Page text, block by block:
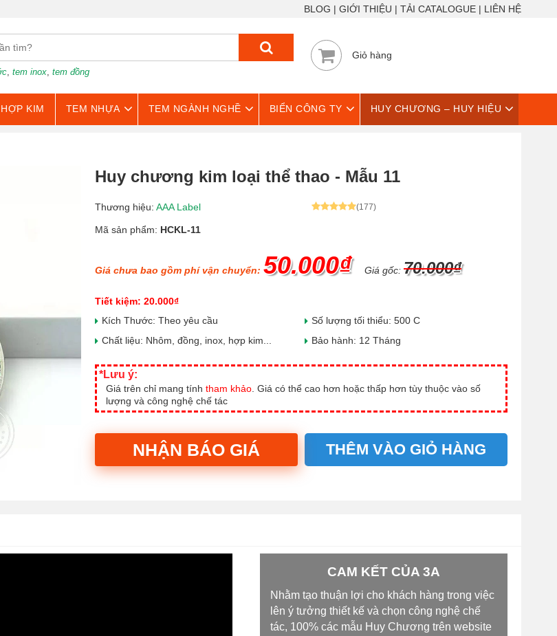
BLOG GIỚI THIỆU TẢI CATALOGUE LIÊN HỆ
, tem inox, tem đồng
Giỏ hàng
KIM TEM NHỰA TEM NGÀNH NGHỀ BIỂN CÔNG TY HUY CHƯƠNG – HUY HIỆU
Huy chương kim loại thể thao - Mẫu 11
Thương hiệu: AAA Label (177)
Mã sản phẩm: HCKL-11
Giá chưa bao gồm phí vận chuyển: 50.000₫ Giá gốc: 70.000₫
Tiết kiệm: 20.000₫
Kích Thước: Theo yêu cầu
Chất liệu: Nhôm, đồng, inox, hợp kim...
Số lượng tối thiểu: 500 C
Bảo hành: 12 Tháng
*Lưu ý:
Giá trên chỉ mang tính tham khảo . Giá có thể cao hơn hoặc thấp hơn tùy thuộc vào số
lượng và công nghệ chế tác
NHẬN BÁO GIÁ THÊM VÀO GIỎ HÀNG
CAM KẾT CỦA 3A
Nhằm tạo thuận lợi cho khách hàng trong việc
lên ý tưởng thiết kế và chọn công nghệ chế
tác, 100% các mẫu Huy Chương trên website